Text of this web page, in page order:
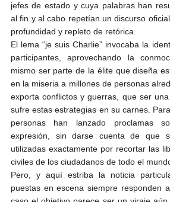
jefes de estado y cuya palabras han
al fin y al cabo repetían un discurso
profundidad y repleto de retórica.
El lema “je suis Charlie” invocaba la
participantes, aprovechando la
mismo ser parte de la élite que diseña
en la miseria a millones de personas
exporta conflictos y guerras, que ser
sufre estas estrategias en su carnes.
personas han lanzado proclamas
expresión, sin darse cuenta de que
utilizadas exactamente por recortar las
civiles de los ciudadanos de todo el
Pero, y aquí estriba la noticia
puestas en escena siempre responden